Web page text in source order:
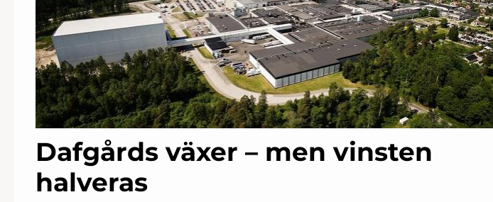
Dafgårds växer – men vinsten
halveras